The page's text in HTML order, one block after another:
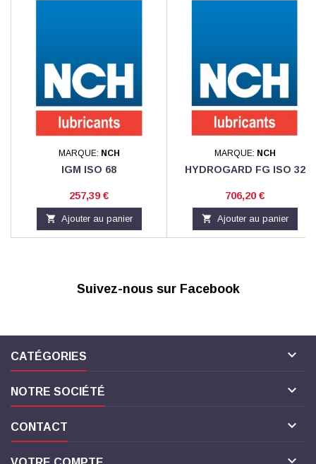
MARQUE: NCH
IGM ISO 68
Prix
257,39 €
 Ajouter au panier
MARQUE: NCH
HYDROGARD FG ISO 32
Prix
706,20 €
 Ajouter au panier
Suivez-nous sur Facebook
CATÉGORIES 
NOTRE SOCIÉTÉ 
CONTACT 